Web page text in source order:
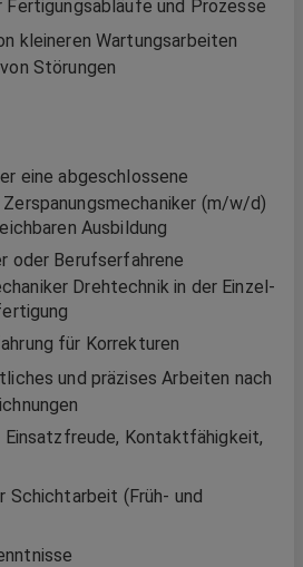
Fertigungsabläufe und Prozesse
kleineren Wartungsarbeiten
Störungen
eine abgeschlossene
(m/w/d)
Ausbildung
oder Berufserfahrene
Drehtechnik in der Einzel-
für Korrekturen
und präzises Arbeiten nach
Einsatzfreude, Kontaktfähigkeit,
Schichtarbeit (Früh- und